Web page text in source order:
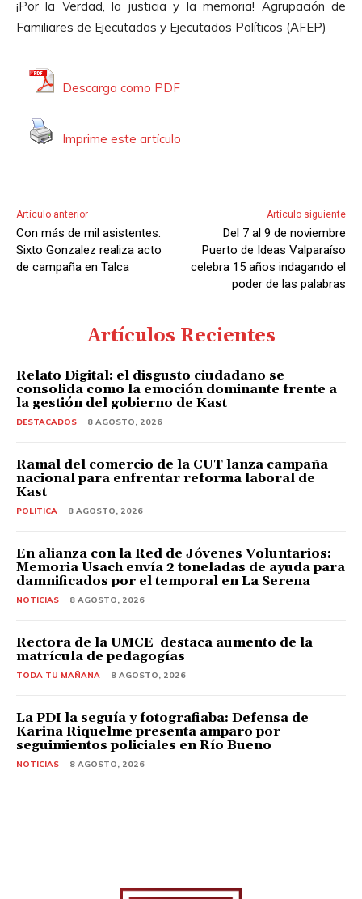
¡Por la Verdad, la justicia y la memoria! Agrupación de
Familiares de Ejecutadas y Ejecutados Políticos (AFEP)
Descarga como PDF
Imprime este artículo
Artículo anterior
Con más de mil asistentes:
Sixto Gonzalez realiza acto
de campaña en Talca
Artículo siguiente
Del 7 al 9 de noviembre
Puerto de Ideas Valparaíso
celebra 15 años indagando el
poder de las palabras
Artículos Recientes
Relato Digital: el disgusto ciudadano se
consolida como la emoción dominante frente a
la gestión del gobierno de Kast
DESTACADOS 8 AGOSTO, 2026
Ramal del comercio de la CUT lanza campaña
nacional para enfrentar reforma laboral de
Kast
POLITICA 8 AGOSTO, 2026
En alianza con la Red de Jóvenes Voluntarios:
Memoria Usach envía 2 toneladas de ayuda para
damnificados por el temporal en La Serena
NOTICIAS 8 AGOSTO, 2026
Rectora de la UMCE destaca aumento de la
matrícula de pedagogías
TODA TU MAÑANA 8 AGOSTO, 2026
La PDI la seguía y fotografiaba: Defensa de
Karina Riquelme presenta amparo por
seguimientos policiales en Río Bueno
NOTICIAS 8 AGOSTO, 2026